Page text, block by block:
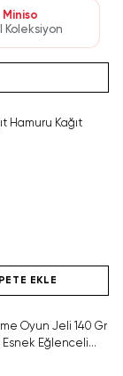
Miniso
Koleksiyon
Hamuru Kağıt
EKLE
Oyun Jeli 140 Gr
Esnek Eğlenceli